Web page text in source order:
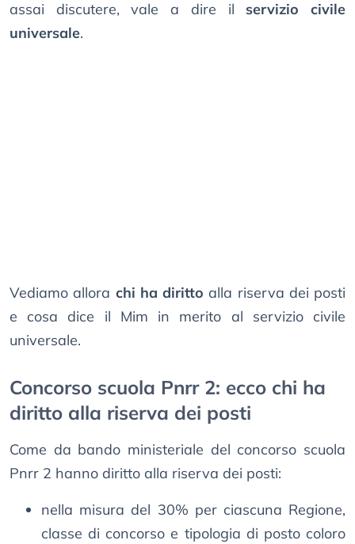
assai discutere, vale a dire il servizio civile
universale.
Vediamo allora chi ha diritto alla riserva dei posti
e cosa dice il Mim in merito al servizio civile
universale.
Concorso scuola Pnrr 2: ecco chi ha
diritto alla riserva dei posti
Come da bando ministeriale del concorso scuola
Pnrr 2 hanno diritto alla riserva dei posti:
nella misura del 30% per ciascuna Regione,
classe di concorso e tipologia di posto coloro